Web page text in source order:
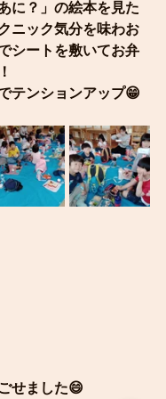
に？」の絵本を見た
ニック気分を味わお
シートを敷いてお弁
テンションアップ😁
せました😄